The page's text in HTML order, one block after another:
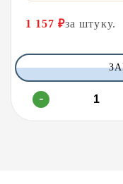
1 157 ₽за штуку.